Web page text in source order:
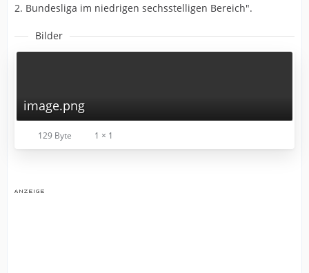
2. Bundesliga im niedrigen sechsstelligen Bereich".
Bilder
image.png
129 Byte 1 × 1